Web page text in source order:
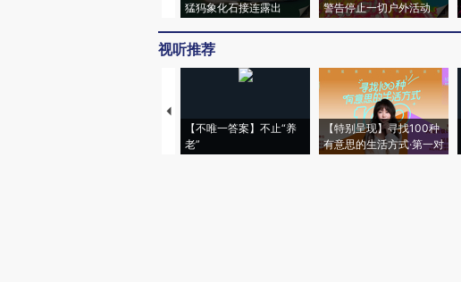
猛犸象化石接连露出
警告停止一切户外活动
视听推荐
【不唯一答案】不止“养
老”
【特别呈现】寻找100种
有意思的生活方式·第一对